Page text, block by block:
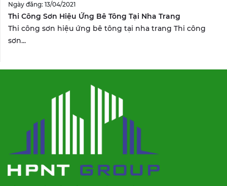
Ngày đăng: 13/04/2021
Thi Công Sơn Hiệu Ứng Bê Tông Tại Nha Trang
Thi công sơn hiệu ứng bê tông tại nha trang Thi công
sơn...